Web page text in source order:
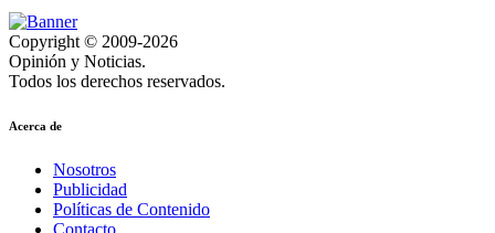
Copyright © 2009-2026
Opinión y Noticias.
Todos los derechos reservados.
Acerca de
Nosotros
Publicidad
Políticas de Contenido
Contacto